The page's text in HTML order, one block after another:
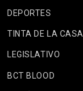
DEPORTES
TINTA DE LA CASA
LEGISLATIVO
BCT BLOOD